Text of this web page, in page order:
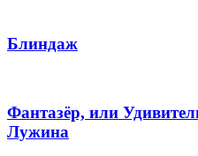
Блиндаж
Фантазёр, или
Лужина